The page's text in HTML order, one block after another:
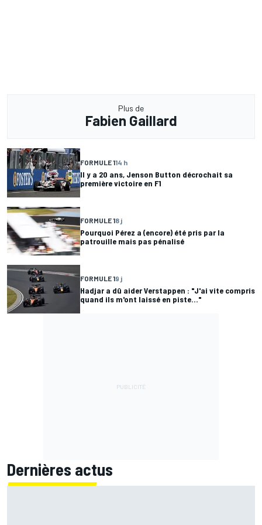
Plus de
Fabien Gaillard
FORMULE 114 h
Il y a 20 ans, Jenson Button décrochait sa
première victoire en F1
FORMULE 18 j
Pourquoi Pérez a (encore) été pris par la
patrouille mais pas pénalisé
FORMULE 19 j
Hadjar a dû aider Verstappen : "J'ai vite compris
quand ils m'ont laissé en piste..."
Dernières actus